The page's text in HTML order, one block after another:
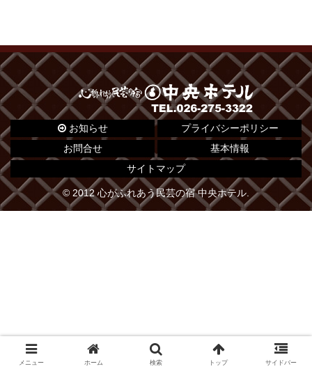
お知らせ
プライバシーポリシー
お問合せ
基本情報
サイトマップ
© 2012 心がふれあう民芸の宿 中央ホテル.
メニュー ホーム 検索 トップ サイドバー